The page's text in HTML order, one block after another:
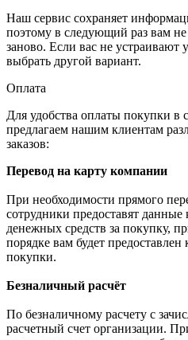
Наш сервис сохраняет
поэтому в следующий раз вам
заново. Если вас не устраивают
выбрать другой вариант.
Оплата
Для удобства оплаты покупки
предлагаем нашим клиентам
заказов:
Перевод на карту компании
При необходимости прямого
сотрудники предоставят
денежных средств за покупку,
порядке вам будет
покупки.
Безналичный расчёт
По безналичному расчету с
расчетный счет организации.